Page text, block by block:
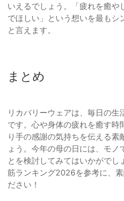
いえるでしょう。「疲れを癒や
でほしい」という想いを最もシ
と言えます。
まとめ
リカバリーウェアは、毎日の生
です。心や身体の疲れを癒す時
り手の感謝の気持ちを伝える素
ょう。今年の母の日には、モノ
とを検討してみてはいかがで
筋ランキング2026を参考に、
ださい！